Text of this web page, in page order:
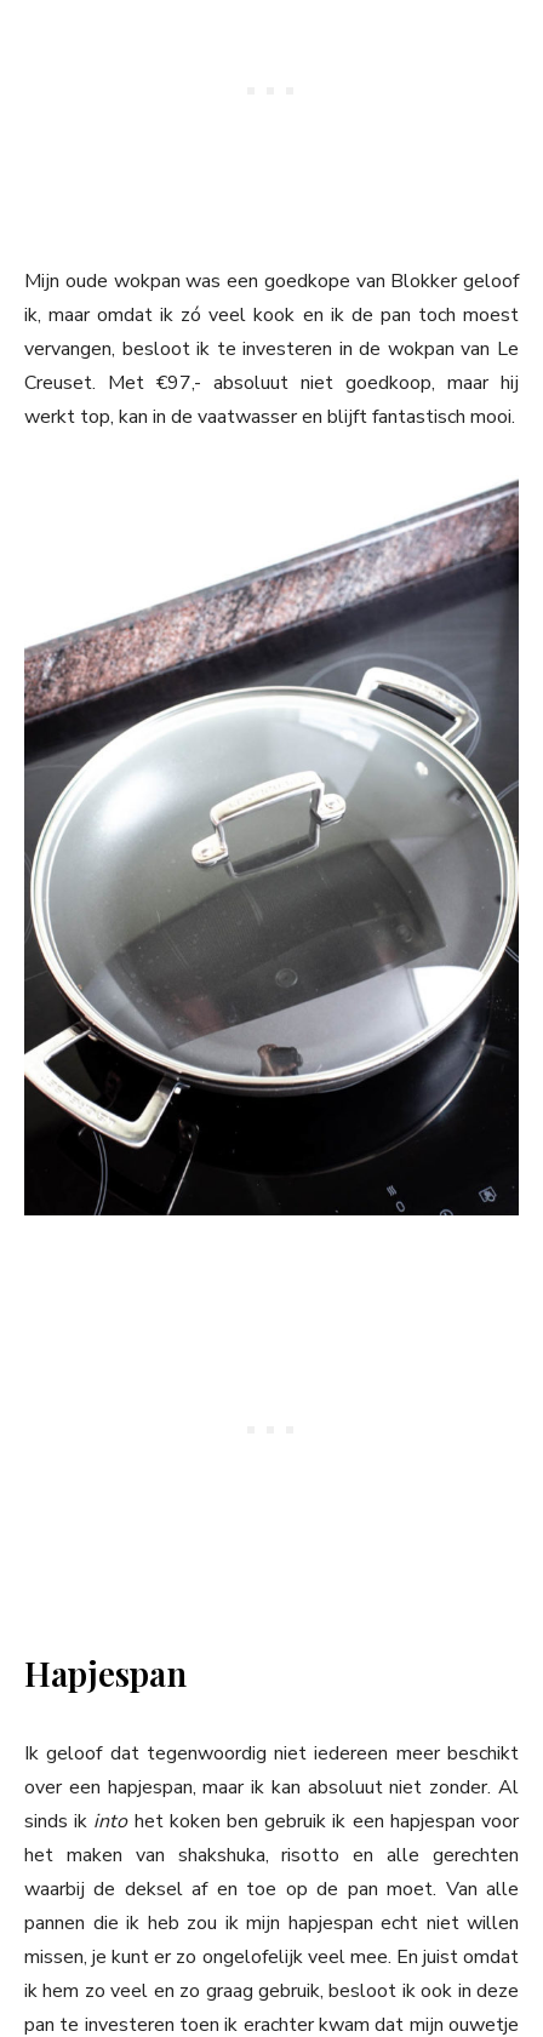
Mijn oude wokpan was een goedkope van Blokker geloof
ik, maar omdat ik zó veel kook en ik de pan toch moest
vervangen, besloot ik te investeren in de wokpan van Le
Creuset. Met €97,- absoluut niet goedkoop, maar hij
werkt top, kan in de vaatwasser en blijft fantastisch mooi.
Hapjespan
Ik geloof dat tegenwoordig niet iedereen meer beschikt
over een hapjespan, maar ik kan absoluut niet zonder. Al
sinds ik into het koken ben gebruik ik een hapjespan voor
het maken van shakshuka, risotto en alle gerechten
waarbij de deksel af en toe op de pan moet. Van alle
pannen die ik heb zou ik mijn hapjespan echt niet willen
missen, je kunt er zo ongelofelijk veel mee. En juist omdat
ik hem zo veel en zo graag gebruik, besloot ik ook in deze
pan te investeren toen ik erachter kwam dat mijn ouwetje